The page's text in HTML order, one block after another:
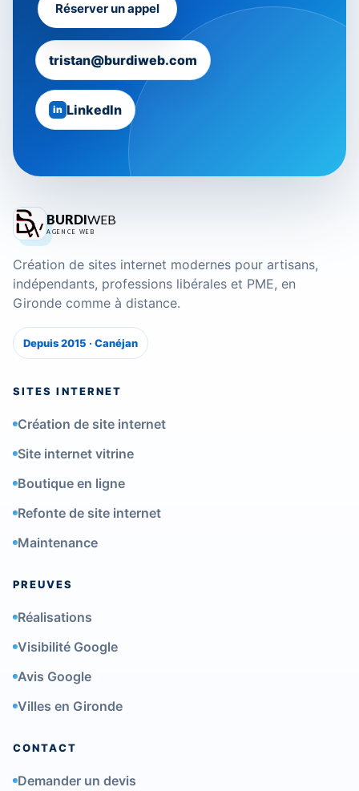
Réserver un appel
tristan@burdiweb.com
in LinkedIn
BURDIWEB
AGENCE WEB
Création de sites internet modernes pour artisans,
indépendants, professions libérales et PME, en
Gironde comme à distance.
Depuis 2015 · Canéjan
SITES INTERNET
Création de site internet
Site internet vitrine
Boutique en ligne
Refonte de site internet
Maintenance
PREUVES
Réalisations
Visibilité Google
Avis Google
Villes en Gironde
CONTACT
Demander un devis